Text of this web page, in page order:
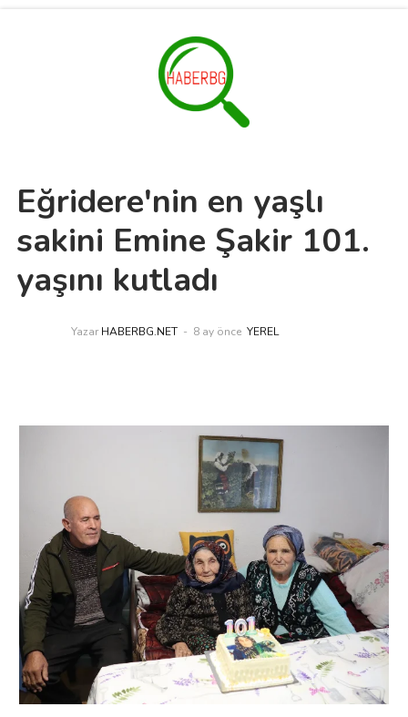
Eğridere'nin en yaşlı
sakini Emine Şakir 101.
yaşını kutladı
Yazar HABERBG.NET 8 ay önce YEREL